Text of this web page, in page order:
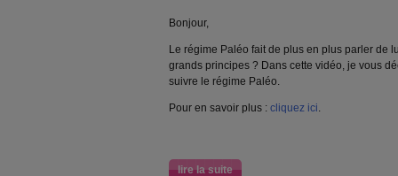
Bonjour,
Le régime Paléo fait de plus en plus parler de
grands principes ? Dans cette vidéo, je vous
suivre le régime Paléo.
Pour en savoir plus : cliquez ici.
lire la suite